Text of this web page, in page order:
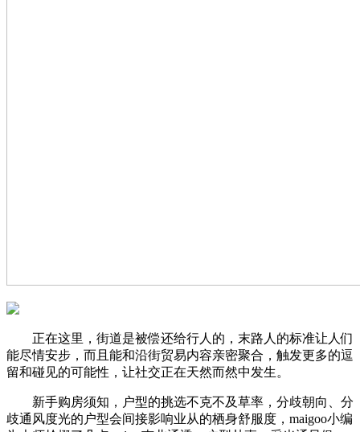
正在这里，街道是被偿还给行人的，末路人的标准让人们
能尽情安步，而且能和沿街贸易内容亲密聚合，触发更多的逗
留和碰见的可能性，让社交正在天然而然中发生。
新手购房须知，户型的挑选不克不及草率，分歧朝向、分
歧通风度光的户型会间接影响业从的栖身舒服度，maigoo小编